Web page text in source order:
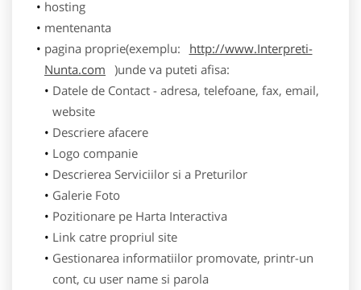
hosting
mentenanta
pagina proprie(exemplu:
http://www.Interpreti-
Nunta.com )unde va puteti afisa:
Datele de Contact - adresa, telefoane, fax, email,
website
Descriere afacere
Logo companie
Descrierea Serviciilor si a Preturilor
Galerie Foto
Pozitionare pe Harta Interactiva
Link catre propriul site
Gestionarea informatiilor promovate, printr-un
cont, cu user name si parola